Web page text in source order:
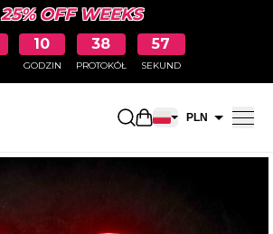
25% OFF WEEKS
10
GODZIN
38
PROTOKÓŁ
56
SEKUND
Otwarty koszyk
PLN